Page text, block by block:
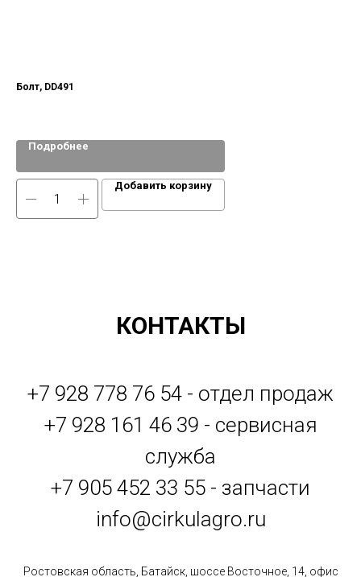
Болт, DD491
Подробнее
Добавить корзину
КОНТАКТЫ
+7 928 778 76 54 - отдел продаж
+7 928 161 46 39 - сервисная
служба
+7 905 452 33 55 - запчасти
info@cirkulagro.ru
Ростовская область, Батайск, шоссе Восточное, 14, офис